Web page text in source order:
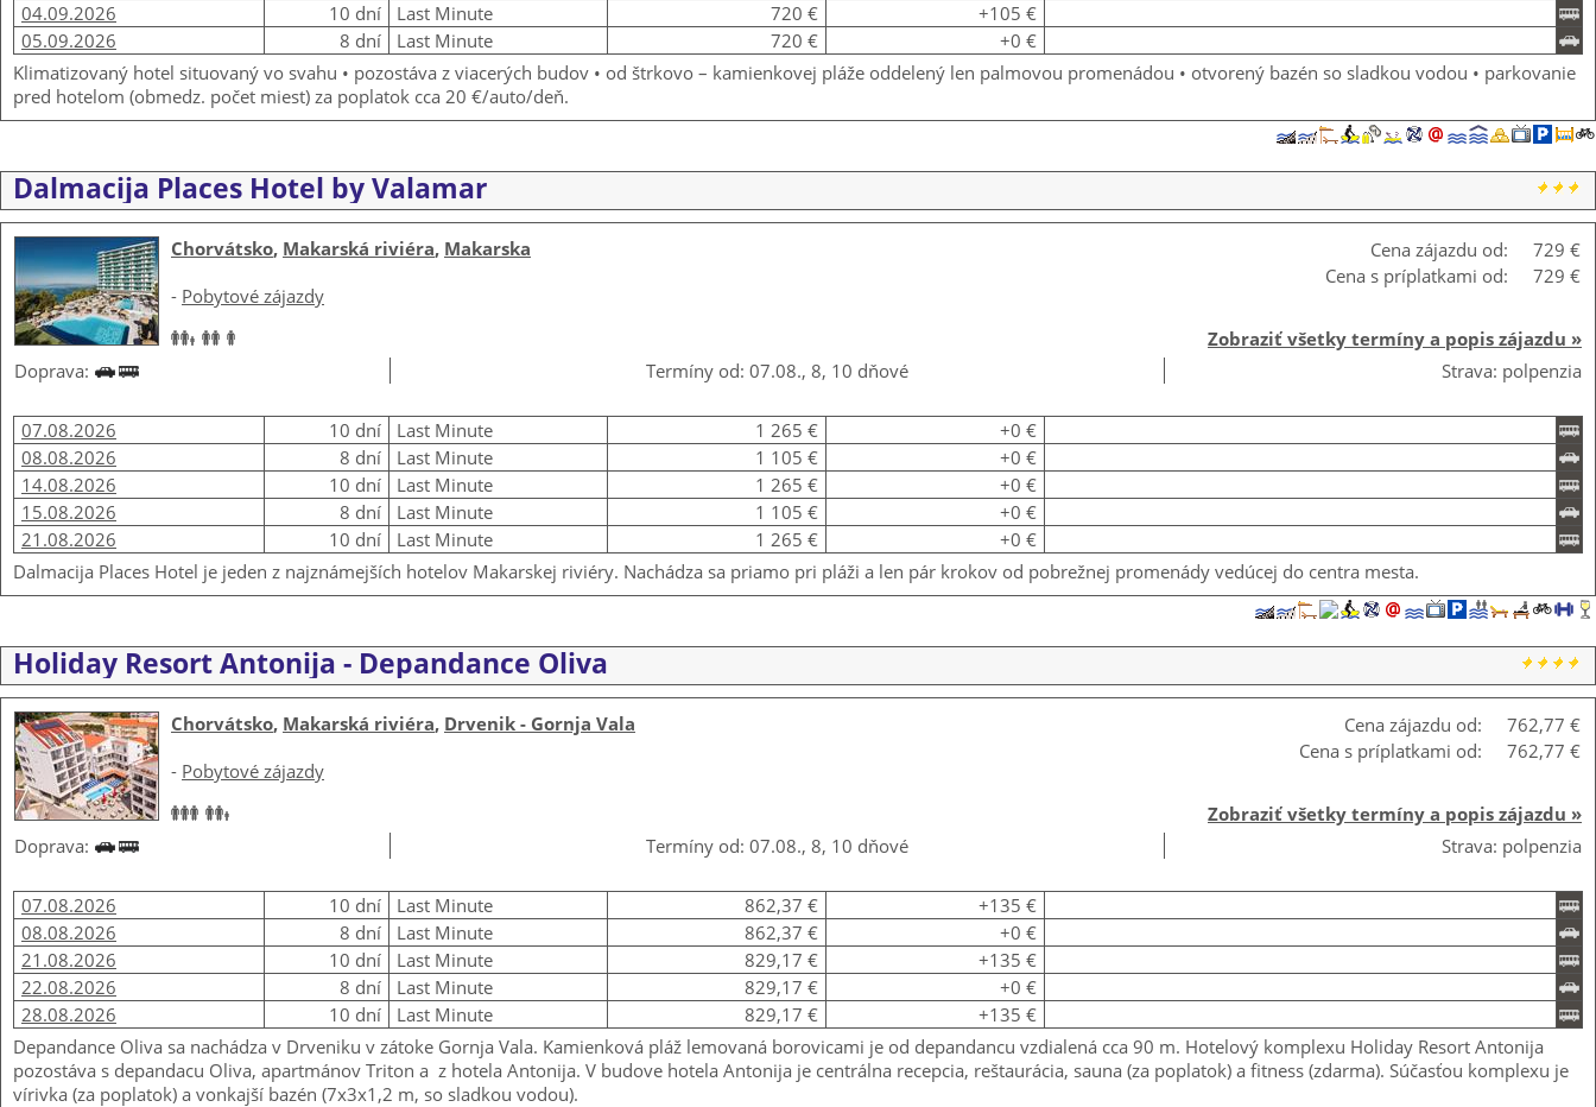
04.09.2026
10 dní Last Minute 720 €
+105 €
05.09.2026
8 dní Last Minute 720 €
+0 €
Klimatizovaný hotel situovaný vo svahu • pozostáva z viacerých budov • od štrkovo – kamienkovej pláže oddelený len palmovou promenádou • otvorený bazén so sladkou vodou • parkovanie
pred hotelom (obmedz. počet miest) za poplatok cca 20 €/auto/deň.
Dalmacija Places Hotel by Valamar
Cena zájazdu od:
729 €
Cena s príplatkami od:
729 €
Chorvátsko, Makarská riviéra, Makarska
- Pobytové zájazdy
Zobraziť všetky termíny a popis zájazdu »
Doprava:
Termíny od: 07.08., 8, 10 dňové Strava: polpenzia
07.08.2026 10 dní Last Minute 1 265 €
+0 €
08.08.2026
8 dní Last Minute 1 105 €
+0 €
14.08.2026
10 dní Last Minute 1 265 €
+0 €
15.08.2026
8 dní Last Minute 1 105 €
+0 €
21.08.2026
10 dní Last Minute 1 265 €
+0 €
Dalmacija Places Hotel je jeden z najznámejších hotelov Makarskej riviéry. Nachádza sa priamo pri pláži a len pár krokov od pobrežnej promenády vedúcej do centra mesta.
Holiday Resort Antonija - Depandance Oliva
Cena zájazdu od:
762,77 €
Cena s príplatkami od:
762,77 €
Chorvátsko, Makarská riviéra, Drvenik - Gornja Vala
- Pobytové zájazdy
Zobraziť všetky termíny a popis zájazdu »
Doprava:
Termíny od: 07.08., 8, 10 dňové Strava: polpenzia
07.08.2026 10 dní Last Minute 862,37 €
+135 €
08.08.2026
8 dní Last Minute 862,37 €
+0 €
21.08.2026
10 dní Last Minute 829,17 €
+135 €
22.08.2026
8 dní Last Minute 829,17 €
+0 €
28.08.2026
10 dní Last Minute 829,17 €
+135 €
Depandance Oliva sa nachádza v Drveniku v zátoke Gornja Vala. Kamienková pláž lemovaná borovicami je od depandancu vzdialená cca 90 m. Hotelový komplexu Holiday Resort Antonija
pozostáva s depandacu Oliva, apartmánov Triton a z hotela Antonija. V budove hotela Antonija je centrálna recepcia, reštaurácia, sauna (za poplatok) a fitness (zdarma). Súčasťou komplexu je
vírivka (za poplatok) a vonkajší bazén (7x3x1,2 m, so sladkou vodou).